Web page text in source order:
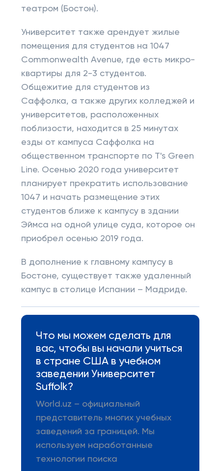
театром (Бостон).
Университет также арендует жилые
помещения для студентов на 1047
Commonwealth Avenue, где есть микро-
квартиры для 2-3 студентов.
Общежитие для студентов из
Саффолка, а также других колледжей и
университетов, расположенных
поблизости, находится в 25 минутах
езды от кампуса Саффолка на
общественном транспорте по T's Green
Line. Осенью 2020 года университет
планирует прекратить использование
1047 и начать размещение этих
студентов ближе к кампусу в здании
Эймса на одной улице суда, которое он
приобрел осенью 2019 года.
В дополнение к главному кампусу в
Бостоне, существует также удаленный
кампус в столице Испании – Мадриде.
Что мы можем сделать для
вас, чтобы вы начали учиться
в стране США в учебном
заведении Университет
Suffolk?
World.uz – официальный
представитель многих учебных
заведений за границей. Мы
используем наработанные
технологии поиска